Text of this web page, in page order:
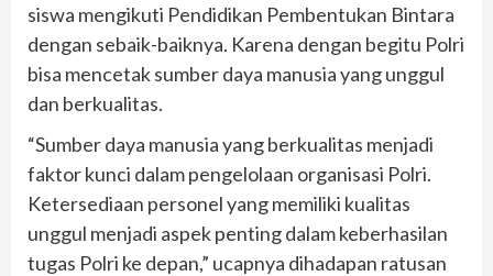
siswa mengikuti Pendidikan Pembentukan Bintara
dengan sebaik-baiknya. Karena dengan begitu Polri
bisa mencetak sumber daya manusia yang unggul
dan berkualitas.
“Sumber daya manusia yang berkualitas menjadi
faktor kunci dalam pengelolaan organisasi Polri.
Ketersediaan personel yang memiliki kualitas
unggul menjadi aspek penting dalam keberhasilan
tugas Polri ke depan,” ucapnya dihadapan ratusan